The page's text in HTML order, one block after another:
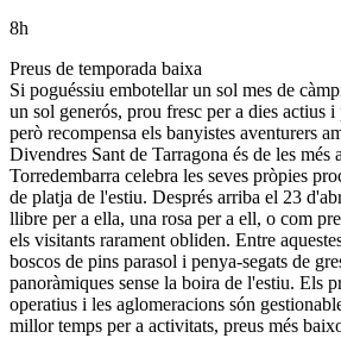
8h
Preus de temporada baixa
Si poguéssiu embotellar un sol mes de
un sol generós, prou fresc per a dies actius
però recompensa els banyistes aventurers
Divendres Sant de Tarragona és de les
Torredembarra celebra les seves pròpies
de platja de l'estiu. Després arriba el 23
llibre per a ella, una rosa per a ell, o com
els visitants rarament obliden. Entre
boscos de pins parasol i penya-segats de
panoràmiques sense la boira de l'estiu. Els
operatius i les aglomeracions són
millor temps per a activitats, preus més